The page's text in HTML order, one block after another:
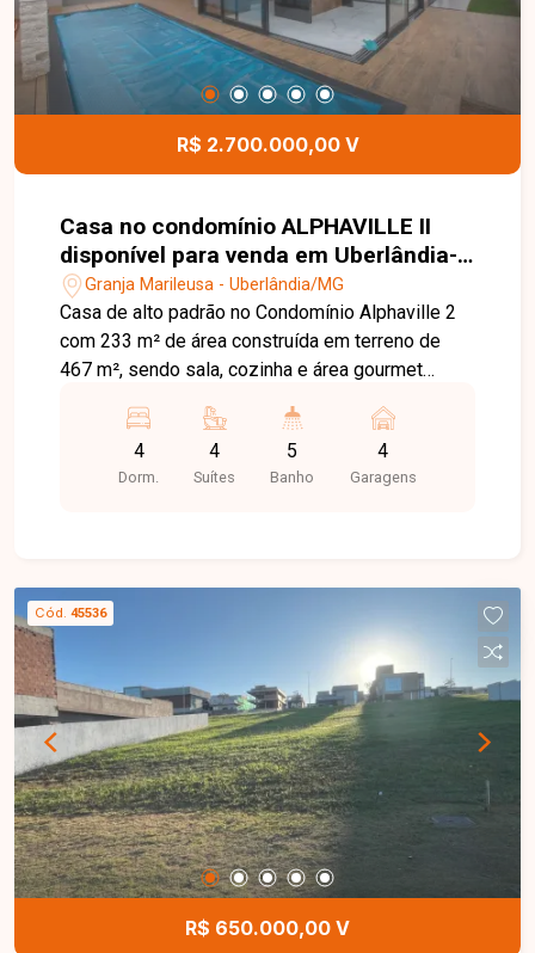
R$ 2.700.000,00 V
Casa no condomínio ALPHAVILLE II
disponível para venda em Uberlândia-
MGGranja Marileusa - Uberlândia/MG
Casa de alto padrão no Condomínio Alphaville 2
com 233 m² de área construída em terreno de
467 m², sendo sala, cozinha e área gourmet
lavabo, suíte master com porta de correr e
persiana automatizada, lavanderia independente
e espaço gourmet com piscina aquecida e
externo e rodapé embutido.
4
Dorm.
4
Suítes
5
Banho
4
Garagens
Cód. 45536
R$ 650.000,00 V